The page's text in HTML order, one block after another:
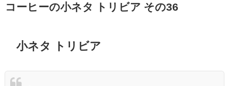
コーヒーの小ネタ トリビア その36
小ネタ トリビア